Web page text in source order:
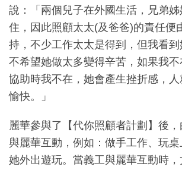
說：「兩個兒子在外國生活，兄弟
住，因此照顧太太(及爸爸)的責任便
持，不少工作太太是得到，但我看
不希望她做太多變得辛苦，如果我
協助時我不在，她會產生挫折感，
愉快。」
麗華參與了【代你照顧者計劃】後
與麗華互動，例如：做手工作、玩
她外出遊玩。當義工與麗華互動時